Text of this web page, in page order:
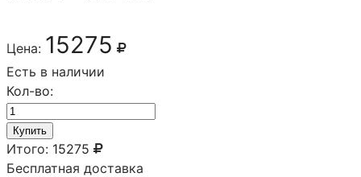
Цена: 15275
Есть в наличии
Кол-во:
Купить
Итого: 15275
Бесплатная доставка